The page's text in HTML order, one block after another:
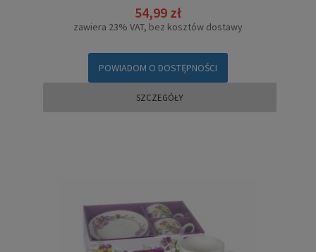
54,99 zł
zawiera 23% VAT, bez kosztów dostawy
POWIADOM O DOSTĘPNOŚCI
SZCZEGÓŁY